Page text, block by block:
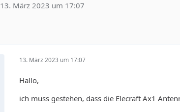
13. März 2023 um 17:07
13. März 2023 um 17:07
Hallo,
ich muss gestehen, dass die Elecraft Ax1